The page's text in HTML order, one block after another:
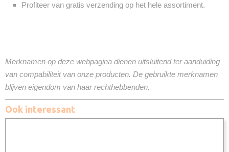
Profiteer van gratis verzending op het hele assortiment.
Merknamen op deze webpagina dienen uitsluitend ter aanduiding
van compabiliteit van onze producten. De gebruikte merknamen
blijven eigendom van haar rechthebbenden.
Ook interessant